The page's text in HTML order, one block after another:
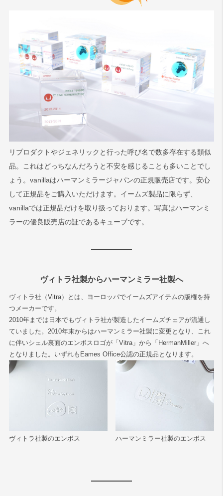
リプロダクトやジェネリックと行った呼び名で数多存在する類似
品。これはどっちなんだろうと不安を感じることも多いことでし
ょう。vanillaはハーマンミラージャパンの正規販売店です。安心
して正規品をご購入いただけます。イームズ製品に限らず、
vanillaでは正規品だけを取り扱っております。写真はハーマンミ
ラーの優良販売店の証であるキューブです。
ヴィトラ社製からハーマンミラー社製へ
ヴィトラ社（Vitra）とは、ヨーロッパでイームズアイテムの版権を持
つメーカーです。
2010年までは日本でもヴィトラ社が製造したイームズチェアが流通し
ていました。2010年末からはハーマンミラー社製に変更となり、これ
に伴いシェル裏面のエンボスロゴが「Vitra」から「HermanMiller」へ
となりました。いずれもEames Office公認の正規品となります。
ヴィトラ社製のエンボス ハーマンミラー社製のエンボス